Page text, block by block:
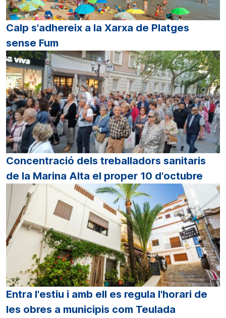
Calp s'adhereix a la Xarxa de Platges
sense Fum
Concentració dels treballadors sanitaris
de la Marina Alta el proper 10 d'octubre
Entra l'estiu i amb ell es regula l'horari de
les obres a municipis com Teulada